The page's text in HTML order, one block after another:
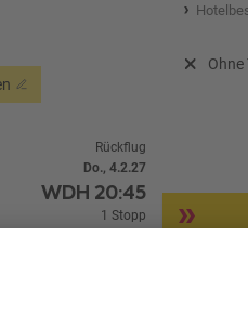
Rückflug
Do., 4.2.27
WDH 20:45
1 Stopp